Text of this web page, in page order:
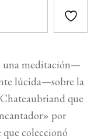
una meditación—
lúcida—sobre la
que
por
coleccionó